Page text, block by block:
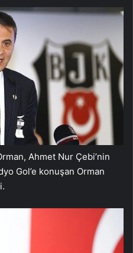
Ahmet Nur Çebi’nin
Gol’e konuşan Orman